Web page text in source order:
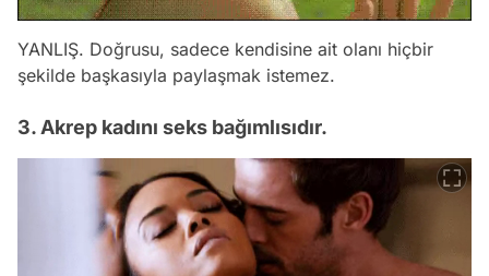
YANLIŞ. Doğrusu, sadece kendisine ait olanı hiçbir
şekilde başkasıyla paylaşmak istemez.
3. Akrep kadını seks bağımlısıdır.